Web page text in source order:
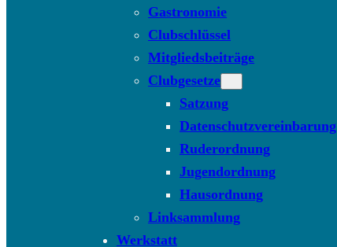
Gastronomie
Clubschlüssel
Mitgliedsbeiträge
Clubgesetze
Satzung
Datenschutzvereinbarung
Ruderordnung
Jugendordnung
Hausordnung
Linksammlung
Werkstatt